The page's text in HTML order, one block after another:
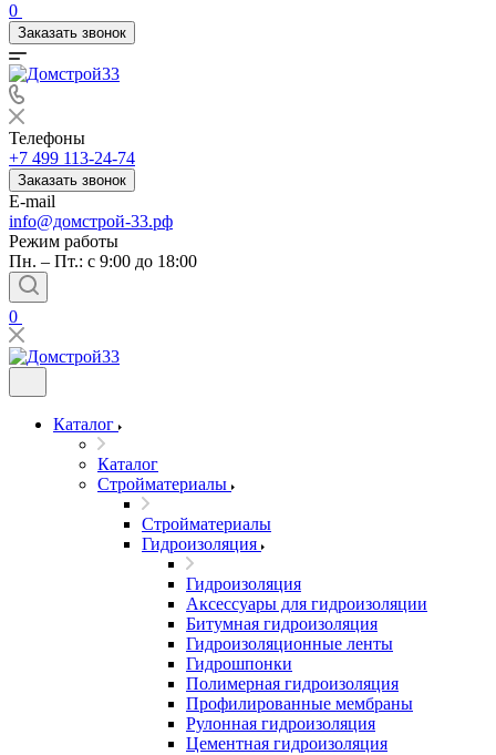
0
Заказать звонок
Телефоны
+7 499 113-24-74
Заказать звонок
E-mail
info@домстрой-33.рф
Режим работы
Пн. – Пт.: с 9:00 до 18:00
0
Каталог
Каталог
Стройматериалы
Стройматериалы
Гидроизоляция
Гидроизоляция
Аксессуары для гидроизоляции
Битумная гидроизоляция
Гидроизоляционные ленты
Гидрошпонки
Полимерная гидроизоляция
Профилированные мембраны
Рулонная гидроизоляция
Цементная гидроизоляция